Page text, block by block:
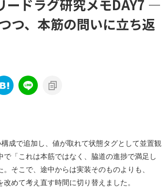
ドラグ研究メモDAY7 ―
つ、本筋の問いに立ち返
成で追加し、値が取れて状態タグとして並置観
「これは本筋ではなく、脇道の進捗で満足し
そこで、途中からは実装そのものよりも、
めて考え直す時間に切り替えました。